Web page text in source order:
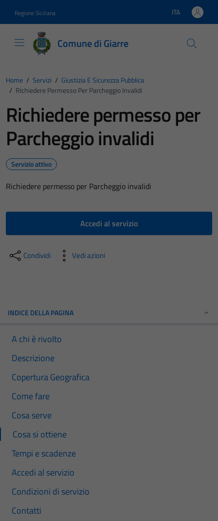
Regione Siciliana Lingua attiva:
ITA
Comune di Giarre
Home / Servizi / Giustizia E Sicurezza Pubblica
/ Richiedere Permesso Per Parcheggio Invalidi
Richiedere permesso per
Parcheggio invalidi
Servizio attivo
Richiedere permesso per Parcheggio invalidi
Accedi al servizio
Condividi Vedi azioni
INDICE DELLA PAGINA
A chi è rivolto
Descrizione
Copertura Geografica
Come fare
Cosa serve
Cosa si ottiene
Tempi e scadenze
Accedi al servizio
Condizioni di servizio
Contatti